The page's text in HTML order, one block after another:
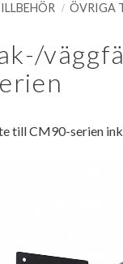
ÖVRIGA
till CM90-serien